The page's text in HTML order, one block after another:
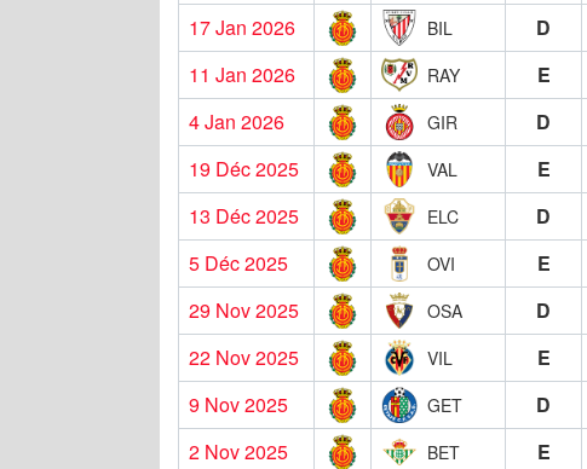
17 Jan 2026
BIL D
11 Jan 2026
RAY E
4 Jan 2026
GIR D
19 Déc 2025
VAL E
13 Déc 2025
ELC D
5 Déc 2025
OVI E
29 Nov 2025
OSA D
22 Nov 2025
VIL E
9 Nov 2025
GET D
2 Nov 2025
BET E